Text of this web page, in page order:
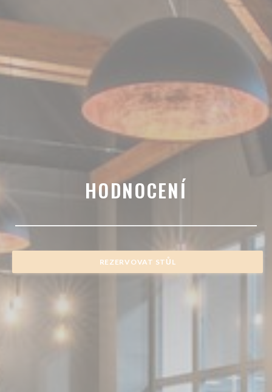
HODNOCENÍ
REZERVOVAT STŮL